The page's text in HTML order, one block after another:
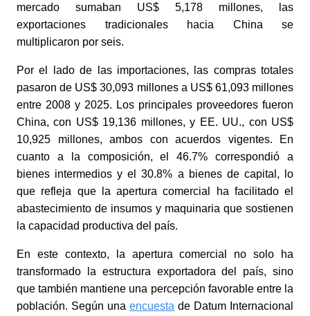
mercado sumaban US$ 5,178 millones, las
exportaciones tradicionales hacia China se
multiplicaron por seis.
Por el lado de las importaciones, las compras totales
pasaron de US$ 30,093 millones a US$ 61,093 millones
entre 2008 y 2025. Los principales proveedores fueron
China, con US$ 19,136 millones, y EE. UU., con US$
10,925 millones, ambos con acuerdos vigentes. En
cuanto a la composición, el 46.7% correspondió a
bienes intermedios y el 30.8% a bienes de capital, lo
que refleja que la apertura comercial ha facilitado el
abastecimiento de insumos y maquinaria que sostienen
la capacidad productiva del país.
En este contexto, la apertura comercial no solo ha
transformado la estructura exportadora del país, sino
que también mantiene una percepción favorable entre la
población. Según una encuesta de Datum Internacional